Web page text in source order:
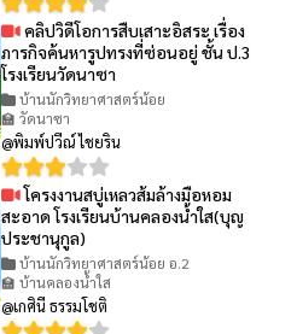
คลิปวิดีโอการสืบเสาะอิสระ เรื่อง
ภารกิจค้นหารูปทรงที่ซ่อนอยู่ ชั้น ป.3
โรงเรียนวัดนาซา
บ้านนักวิทยาศาสตร์น้อย
🏫 วัดนาซา
@พิมพ์ปวีณ์ ไชยริน
โครงงานสบู่เหลวส้มล้างมือหอม
สะอาด โรงเรียนบ้านคลองน้ำใส(บุญ
ประชานุกูล)
บ้านนักวิทยาศาสตร์น้อย อ.2
🏫 บ้านคลองน้ำใส
@เกศินี ธรรมโชติ